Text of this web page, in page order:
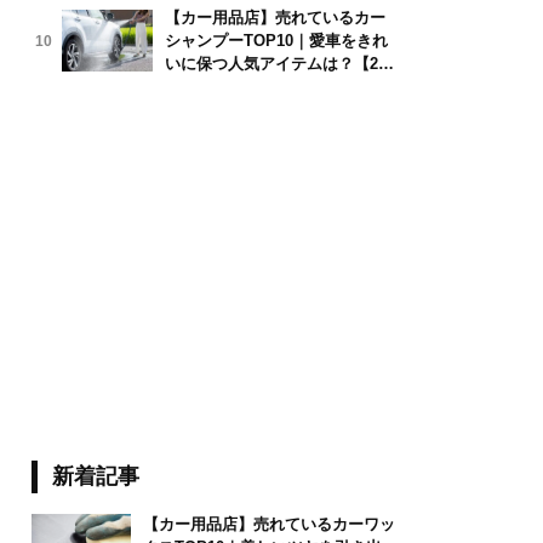
10
【カー用品店】売れているカー
シャンプーTOP10｜愛車をきれ
いに保つ人気アイテムは？【202
新着記事
【カー用品店】売れているカーワッ